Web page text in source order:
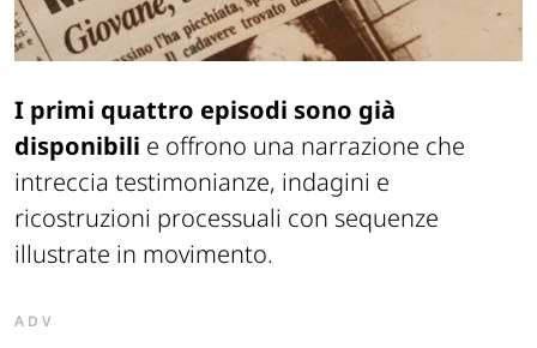
I primi quattro episodi sono già
disponibili e offrono una narrazione che
intreccia testimonianze, indagini e
ricostruzioni processuali con sequenze
illustrate in movimento.
ADV